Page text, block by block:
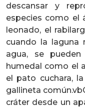
descansar y
especies como el
leonado, el
cuando la laguna
agua, se
humedal como el
el pato cuchara,
gallineta
cráter desde un